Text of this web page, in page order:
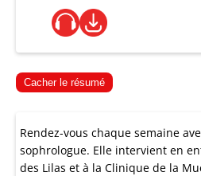
Cacher le résumé
Rendez-vous chaque semaine
sophrologue. Elle intervient en
des Lilas et à la Clinique de la